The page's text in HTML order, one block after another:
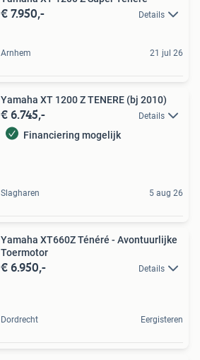
€ 7.950,- Details
Arnhem 21 jul 26
Yamaha XT 1200 Z TENERE (bj 2010)
€ 6.745,- Details
Financiering mogelijk
Slagharen 5 aug 26
Yamaha XT660Z Ténéré - Avontuurlijke
Toermotor
€ 6.950,- Details
Dordrecht Eergisteren